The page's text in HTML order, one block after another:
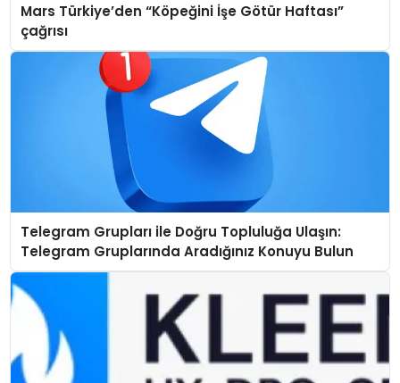
Mars Türkiye’den “Köpeğini İşe Götür Haftası”
çağrısı
Telegram Grupları ile Doğru Topluluğa Ulaşın:
Telegram Gruplarında Aradığınız Konuyu Bulun